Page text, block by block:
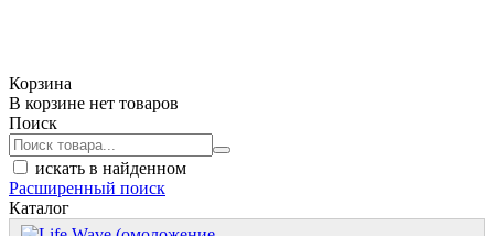
Корзина
В корзине нет товаров
Поиск
искать в найденном
Расширенный поиск
Каталог